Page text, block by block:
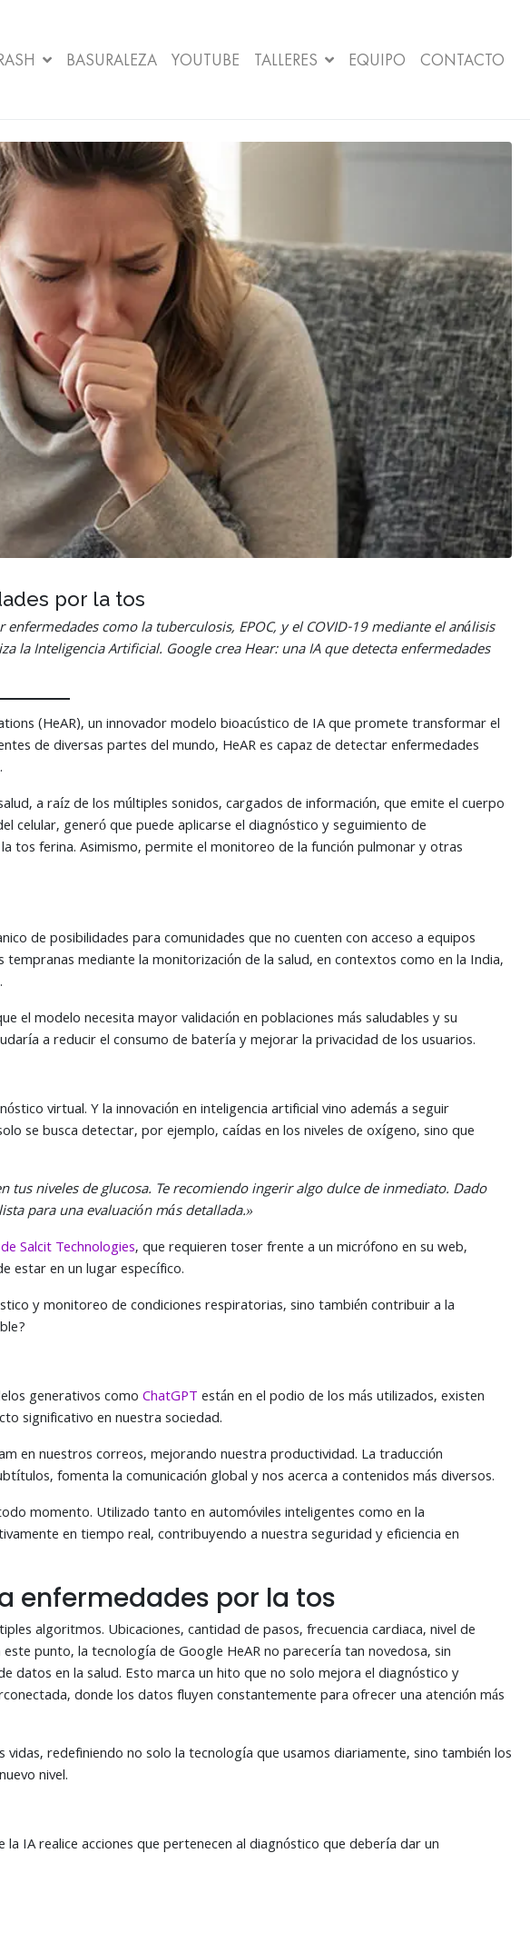
BASURALEZA YOUTUBE TALLERES EQUIPO CONTACTO
por la tos
como la tuberculosis, EPOC, y el COVID-19 mediante el análisis
la Inteligencia Artificial. Google crea Hear: una IA que detecta enfermedades
(HeAR), un innovador modelo bioacústico de IA que promete transformar el
de diversas partes del mundo, HeAR es capaz de detectar enfermedades
a raíz de los múltiples sonidos, cargados de información, que emite el cuerpo
celular, generó que puede aplicarse el diagnóstico y seguimiento de
tos ferina. Asimismo, permite el monitoreo de la función pulmonar y otras
de posibilidades para comunidades que no cuenten con acceso a equipos
mediante la monitorización de la salud, en contextos como en la India,
el modelo necesita mayor validación en poblaciones más saludables y su
a reducir el consumo de batería y mejorar la privacidad de los usuarios.
virtual. Y la innovación en inteligencia artificial vino además a seguir
se busca detectar, por ejemplo, caídas en los niveles de oxígeno, sino que
tus niveles de glucosa. Te recomiendo ingerir algo dulce de inmediato. Dado
para una evaluación más detallada.»
Salcit Technologies, que requieren toser frente a un micrófono en su web,
estar en un lugar específico.
y monitoreo de condiciones respiratorias, sino también contribuir a la
generativos comoChatGPTestán en el podio de los más utilizados, existen
significativo en nuestra sociedad.
en nuestros correos, mejorando nuestra productividad. La traducción
fomenta la comunicación global y nos acerca a contenidos más diversos.
momento. Utilizado tanto en automóviles inteligentes como en la
en tiempo real, contribuyendo a nuestra seguridad y eficiencia en
enfermedades por la tos
algoritmos. Ubicaciones, cantidad de pasos, frecuencia cardiaca, nivel de
punto, la tecnología de Google HeAR no parecería tan novedosa, sin
datos en la salud. Esto marca un hito que no solo mejora el diagnóstico y
donde los datos fluyen constantemente para ofrecer una atención más
redefiniendo no solo la tecnología que usamos diariamente, sino también los
nivel.
IA realice acciones que pertenecen al diagnóstico que debería dar un